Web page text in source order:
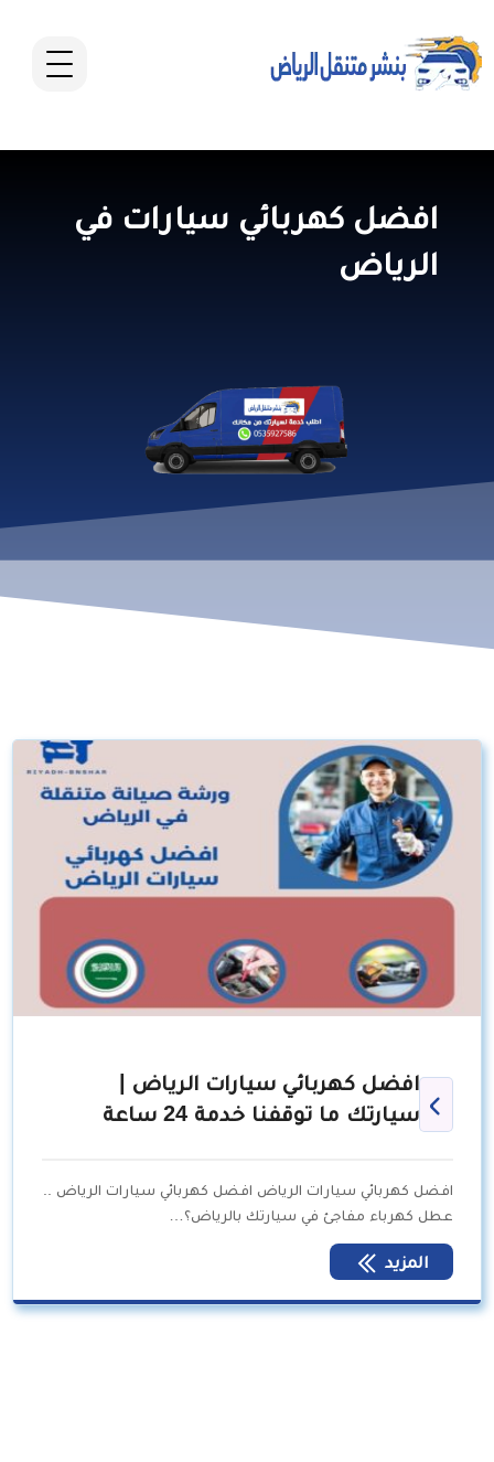
افضل كهربائي سيارات في
الرياض
افضل كهربائي سيارات الرياض |
سيارتك ما توقفنا خدمة 24 ساعة
افضل كهربائي سيارات الرياض افضل كهربائي سيارات الرياض ..
عطل كهرباء مفاجئ في سيارتك بالرياض؟…
المزيد